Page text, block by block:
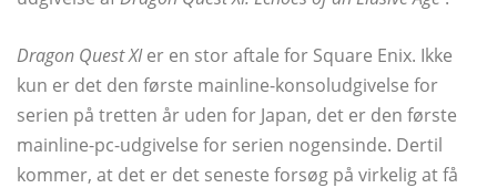
Dragon Quest XIer en stor aftale for Square Enix. Ikke
kun er det den første mainline-konsoludgivelse for
serien på tretten år uden for Japan, det er den første
mainline-pc-udgivelse for serien nogensinde. Dertil
kommer, at det er det seneste forsøg på virkelig at få